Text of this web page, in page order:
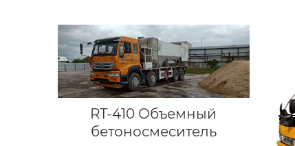
RT-410 Объемный
бетоносмеситель